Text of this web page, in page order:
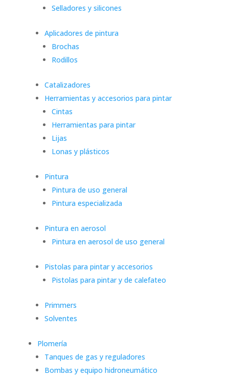
Selladores y silicones
Aplicadores de pintura
Brochas
Rodillos
Catalizadores
Herramientas y accesorios para pintar
Cintas
Herramientas para pintar
Lijas
Lonas y plásticos
Pintura
Pintura de uso general
Pintura especializada
Pintura en aerosol
Pintura en aerosol de uso general
Pistolas para pintar y accesorios
Pistolas para pintar y de calefateo
Primmers
Solventes
Plomería
Tanques de gas y reguladores
Bombas y equipo hidroneumático